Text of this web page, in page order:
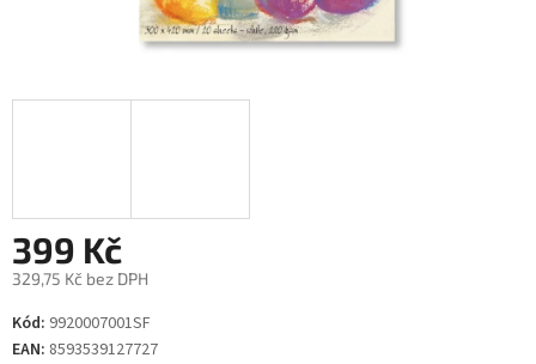
399 Kč
329,75 Kč bez DPH
Měrná
cena:
Kód: 9920007001SF
EAN: 8593539127727